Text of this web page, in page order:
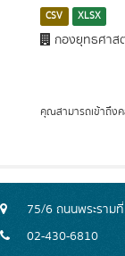
CSV XLSX
กองยุทธศาส
คุณสามารถเข้าถึง
75/6 ถนนพระราม
02-430-6810